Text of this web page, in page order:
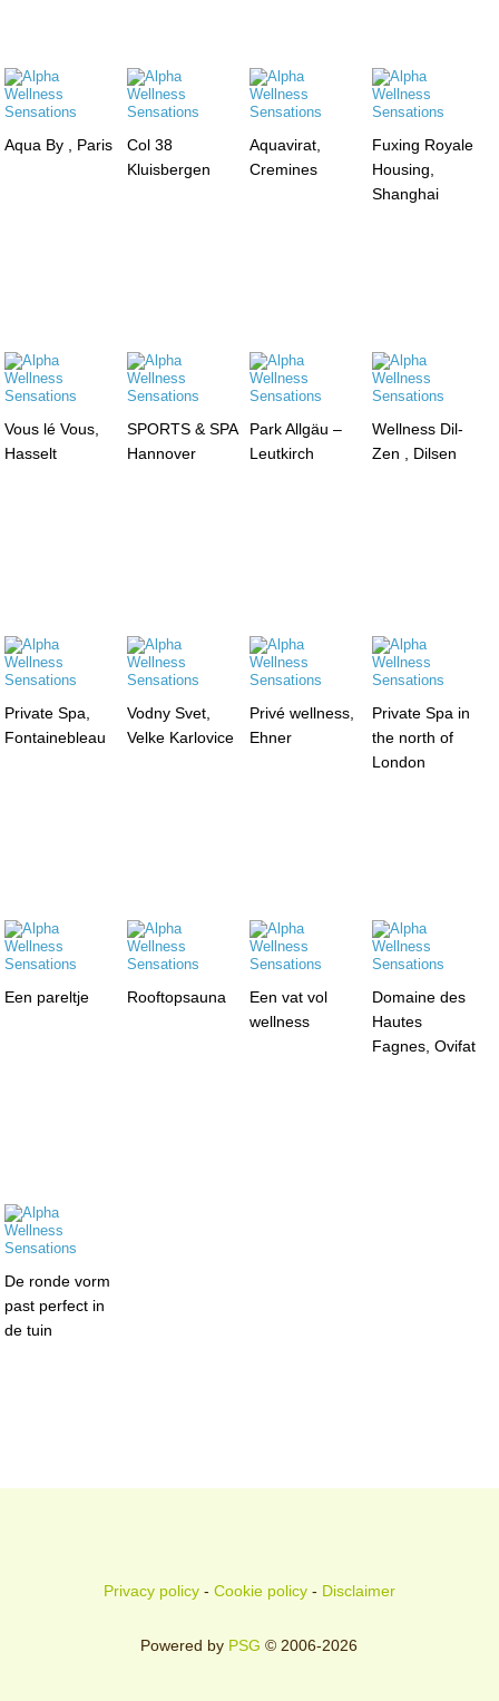
Aqua By , Paris
Col 38
Kluisbergen
Aquavirat,
Cremines
Fuxing Royale
Housing,
Shanghai
Vous lé Vous,
Hasselt
SPORTS & SPA
Hannover
Park Allgäu –
Leutkirch
Wellness Dil-
Zen , Dilsen
Private Spa,
Fontainebleau
Vodny Svet,
Velke Karlovice
Privé wellness,
Ehner
Private Spa in
the north of
London
Een pareltje Rooftopsauna
Een vat vol
wellness
Domaine des
Hautes
Fagnes, Ovifat
De ronde vorm
past perfect in
de tuin
Privacy policy- Cookie policy- Disclaimer
Powered by PSG © 2006-2026